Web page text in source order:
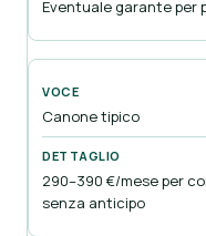
Eventuale garante per
Canone tipico
290–390 €/mese per
senza anticipo